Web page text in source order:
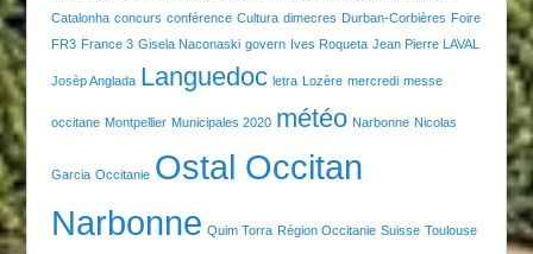
Catalonha concurs conférence Cultura dimecres Durban-Corbières Foire
FR3 France 3 Gisela Naconaski govern Ives Roqueta Jean Pierre LAVAL
Josèp Anglada Languedoc letra Lozère mercredi messe
occitane Montpellier Municipales 2020 météo Narbonne Nicolas
Garcia Occitanie Ostal Occitan
Narbonne Quim Torra Région Occitanie Suisse Toulouse